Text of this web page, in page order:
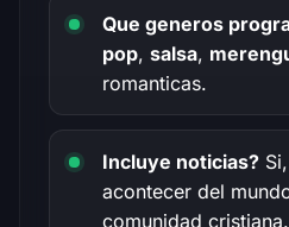
Que generos
pop, salsa,
romanticas.
Incluye noticias?
acontecer del
comunidad cristiana.